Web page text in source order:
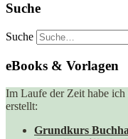
Suche
Suche
eBooks & Vorlagen
Im Laufe der Zeit habe
erstellt:
Grundkurs